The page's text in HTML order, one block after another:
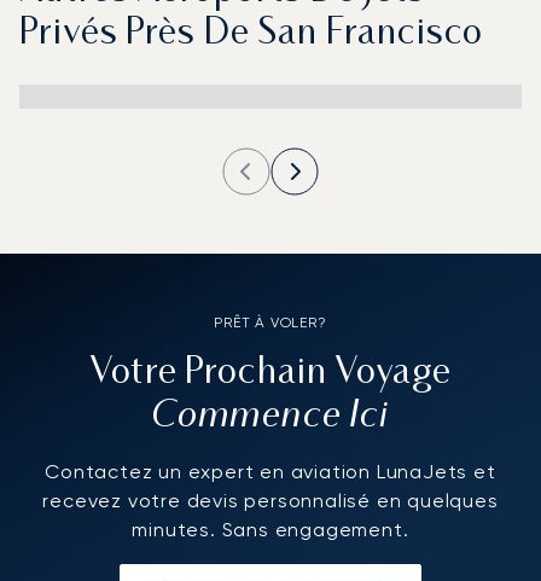
Privés Près De San Francisco
PRÊT À VOLER?
Votre Prochain Voyage
Commence Ici
Contactez un expert en aviation LunaJets et
recevez votre devis personnalisé en quelques
minutes. Sans engagement.